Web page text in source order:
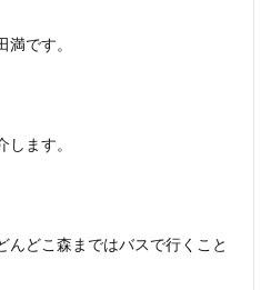
です。
ます。
んどこ森まではバスで行くこと